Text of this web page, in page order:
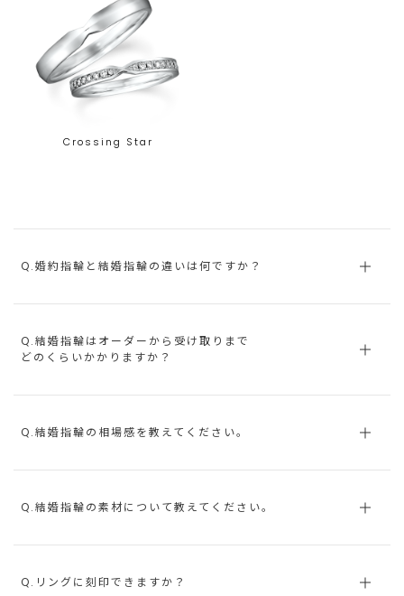
Crossing Star
Q.婚約指輪と結婚指輪の違いは何ですか？
Q.結婚指輪はオーダーから受け取りまで
どのくらいかかりますか？
Q.結婚指輪の相場感を教えてください。
Q.結婚指輪の素材について教えてください。
Q.リングに刻印できますか？